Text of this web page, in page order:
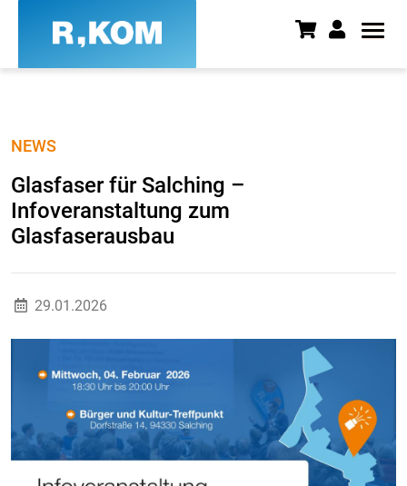
NEWS
Glasfaser für Salching –
Infoveranstaltung zum
Glasfaserausbau
29.01.2026